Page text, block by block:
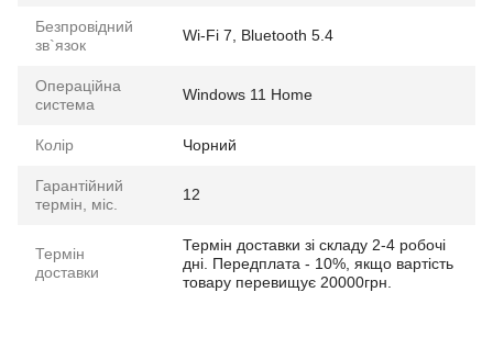
Безпровідний
зв`язок
Wi-Fi 7, Bluetooth 5.4
Операційна
система
Windows 11 Home
Колір Чорний
Гарантійний
термін, міс.
12
Термін
доставки
Термін доставки зі складу 2-4 робочі
дні. Передплата - 10%, якщо вартість
товару перевищує 20000грн.